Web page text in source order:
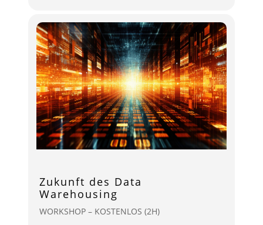
Zukunft des Data
Warehousing
WORKSHOP – KOSTENLOS (2H)